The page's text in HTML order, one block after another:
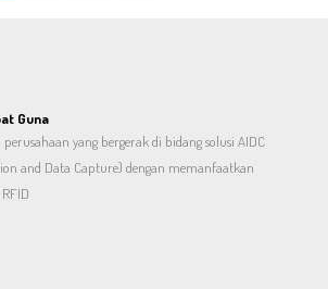
Guna
yang bergerak di bidang solusi AIDC
and Data Capture) dengan memanfaatkan